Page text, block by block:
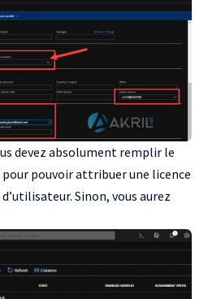
devez absolument remplir le
pour pouvoir attribuer une licence
Sinon, vous aurez